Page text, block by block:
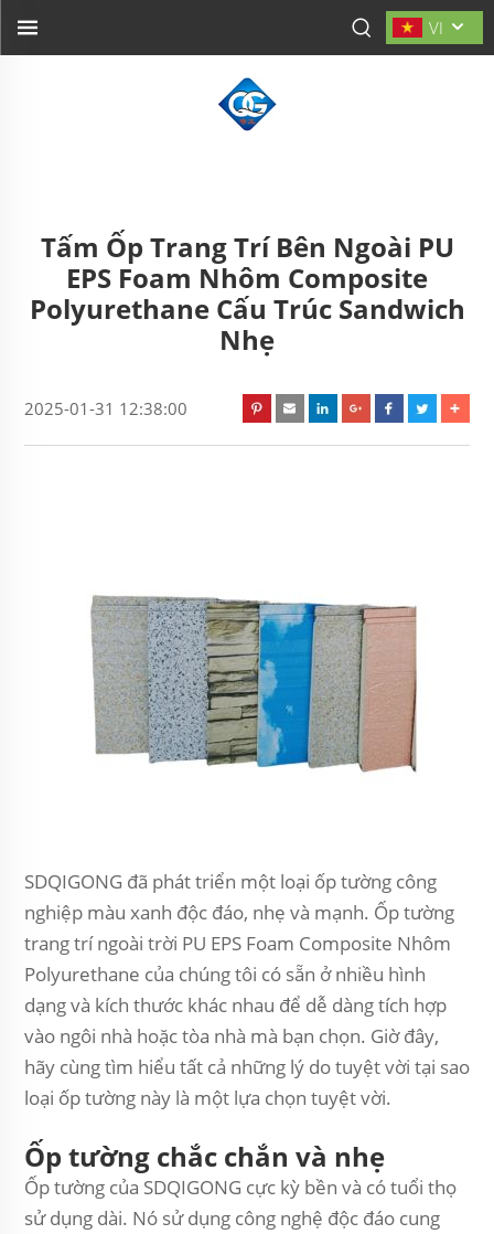
VI
Tấm Ốp Trang Trí Bên Ngoài PU
EPS Foam Nhôm Composite
Polyurethane Cấu Trúc Sandwich
Nhẹ
2025-01-31 12:38:00
SDQIGONG đã phát triển một loại ốp tường công
nghiệp màu xanh độc đáo, nhẹ và mạnh. Ốp tường
trang trí ngoài trời PU EPS Foam Composite Nhôm
Polyurethane của chúng tôi có sẵn ở nhiều hình
dạng và kích thước khác nhau để dễ dàng tích hợp
vào ngôi nhà hoặc tòa nhà mà bạn chọn. Giờ đây,
hãy cùng tìm hiểu tất cả những lý do tuyệt vời tại sao
loại ốp tường này là một lựa chọn tuyệt vời.
Ốp tường chắc chắn và nhẹ
Ốp tường của SDQIGONG cực kỳ bền và có tuổi thọ
sử dụng dài. Nó sử dụng công nghệ độc đáo cung